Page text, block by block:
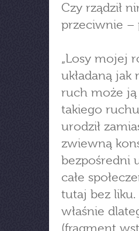
Czy rządził
przeciwnie –
„Losy mojej
układaną
ruch może ją
takiego
urodził
zwiewną
bezpośredni
całe
tutaj bez
właśnie
(fragment